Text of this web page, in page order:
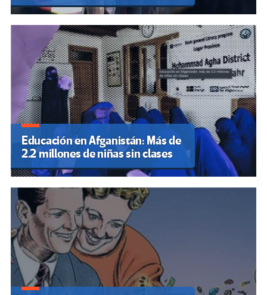
Educación en Afganistán: Más de
2.2 millones de niñas sin clases